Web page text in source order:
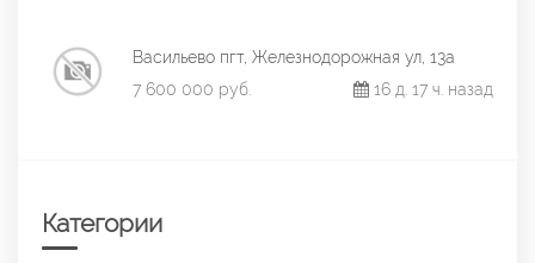
Васильево пгт, Железнодорожная ул, 13а
7 600 000 руб.
16 д. 17 ч. назад
Категории